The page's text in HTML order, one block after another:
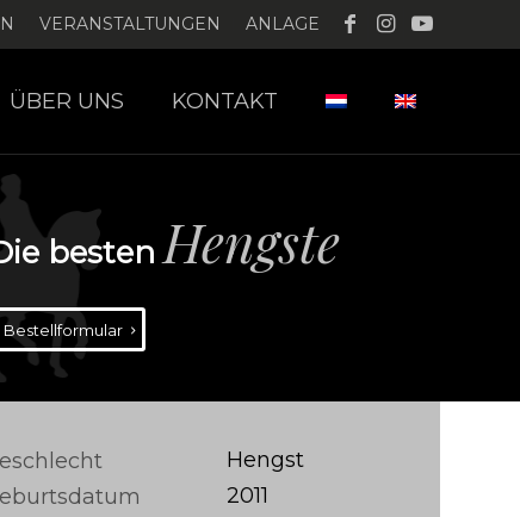
VERANSTALTUNGEN ANLAGE
ÜBER UNS KONTAKT
besten Hengste
Bestellformular
Hengst
2011